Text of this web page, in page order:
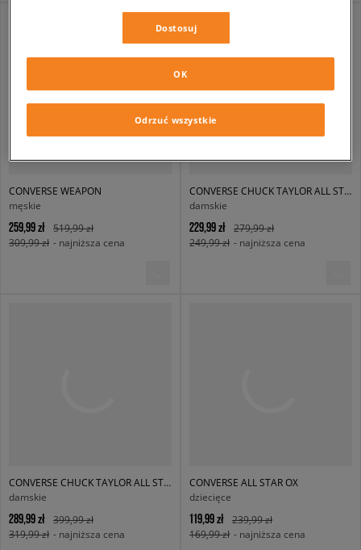
CONVERSE WEAPON
męskie
259,99 zł
519,99 zł
309,99 zł - najniższa cena
CONVERSE CHUCK TAYLOR ALL STAR
damskie
229,99 zł
279,99 zł
249,99 zł - najniższa cena
CONVERSE CHUCK TAYLOR ALL STAR LIFT
damskie
289,99 zł
399,99 zł
319,99 zł - najniższa cena
CONVERSE ALL STAR OX
dziecięce
119,99 zł
239,99 zł
169,99 zł - najniższa cena
Dostosuj
Odrzuć wszystkie
OK